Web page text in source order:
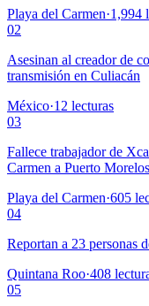
Playa del Carmen·1,994
02
Asesinan al creador de
transmisión en Culiacán
México·12 lecturas
03
Fallece trabajador de
Carmen a Puerto Morelos
Playa del Carmen·605
04
Reportan a 23 personas
Quintana Roo·408
05